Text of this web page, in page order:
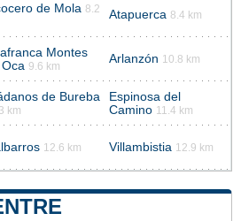
de Mola 8.2
Atapuerca 8.4 km
Montes
9.6 km
Arlanzón 10.8 km
de Bureba
km
Espinosa del
Camino 11.4 km
12.6 km Villambistia 12.9 km